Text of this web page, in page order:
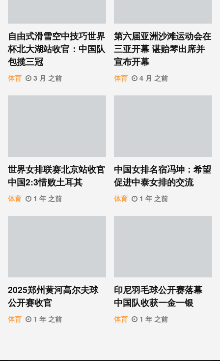
自由式滑雪空中技巧世界
杯北大湖站收官：中国队
包揽三冠
体育 3 月 之前
第六届亚洲沙滩运动会在
三亚开幕 谌贻琴出席并
宣布开幕
体育 4 月 之前
世界女排联赛北京站收官
中国2:3惜败土耳其
体育 1 年 之前
中国女排名宿冯坤：希望
促进中泰女排的交流
体育 1 年 之前
2025郑州黄河高尔夫球
公开赛收官
体育 1 年 之前
印尼羽毛球公开赛落幕
中国队收获一金一银
体育 1 年 之前